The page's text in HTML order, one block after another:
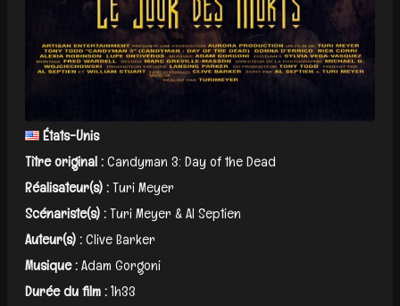
États-Unis
Titre original :Candyman 3: Day of the Dead
Réalisateur(s) :Turi Meyer
Scénariste(s) :Turi Meyer & Al Septien
Auteur(s) :Clive Barker
Musique :Adam Gorgoni
Durée du film :1h33